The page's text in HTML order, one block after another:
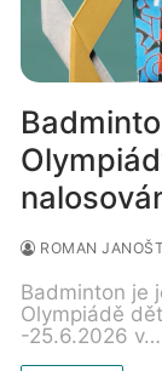
ROMAN
Badminton je
Olympiádě
-25.6.2026 v…